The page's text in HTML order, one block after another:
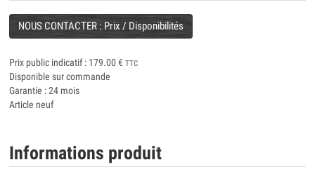
NOUS CONTACTER : Prix / Disponibilités
Prix public indicatif : 179.00 € TTC
Disponible sur commande
Garantie : 24 mois
Article neuf
Informations produit